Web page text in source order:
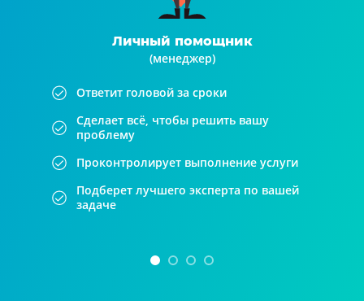
Личный помощник
(менеджер)
Ответит головой за сроки
Сделает всё, чтобы решить вашу
проблему
Проконтролирует выполнение услуги
Подберет лучшего эксперта по вашей
задаче